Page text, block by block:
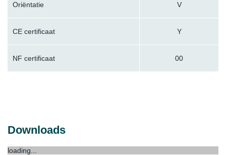
Oriëntatie V
CE certificaat Y
NF certificaat 00
Downloads
loading...